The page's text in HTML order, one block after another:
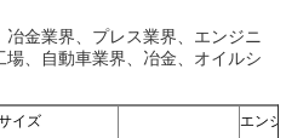
金業界、プレス業界、エンジニ
、自動車業界、冶金、オイルシ
イズ エン